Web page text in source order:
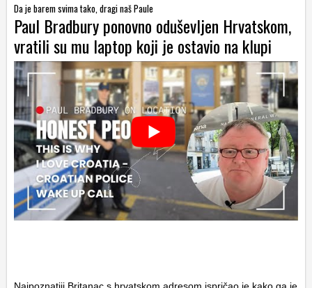
Da je barem svima tako, dragi naš Paule
Paul Bradbury ponovno oduševljen Hrvatskom,
vratili su mu laptop koji je ostavio na klupi